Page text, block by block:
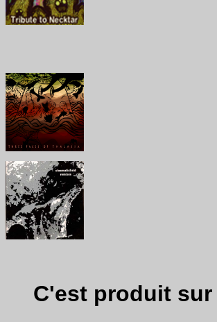
C'est produit